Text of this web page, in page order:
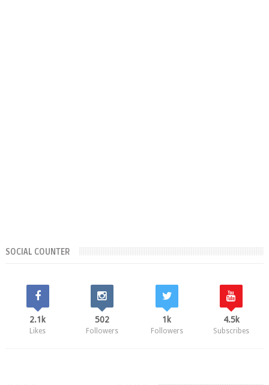
SOCIAL COUNTER
2.1k
Likes
502
Followers
1k
Followers
4.5k
Subscribes